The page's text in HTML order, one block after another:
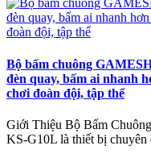
Bộ bấm chuông
đèn quay, bấm ai nhanh
chơi đoàn đội, tập thể
Giới Thiệu Bộ Bấm
KS-G10L là thiết bị chuyên